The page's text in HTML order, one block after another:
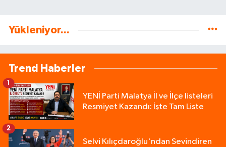
Yükleniyor...
Trend Haberler
YENİ Parti Malatya İl ve İlçe listeleri
Resmiyet Kazandı: İşte Tam Liste
1
Selvi Kılıçdaroğlu'ndan Sevindiren
2